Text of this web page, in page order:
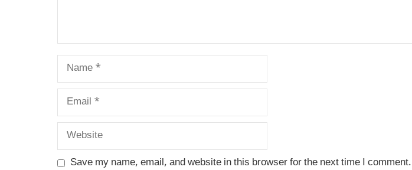
Name
Email
Website
Save my name, email, and website in this browser for the next time I comment.